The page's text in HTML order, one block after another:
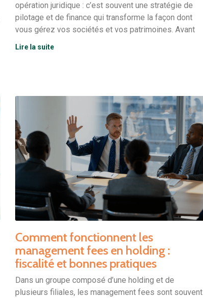
opération juridique : c’est souvent une stratégie de
pilotage et de finance qui transforme la façon dont
vous gérez vos sociétés et vos patrimoines. Avant
Lire la suite
Comment fonctionnent les
management fees en holding :
fiscalité et bonnes pratiques
Dans un groupe composé d’une holding et de
plusieurs filiales, les management fees sont souvent